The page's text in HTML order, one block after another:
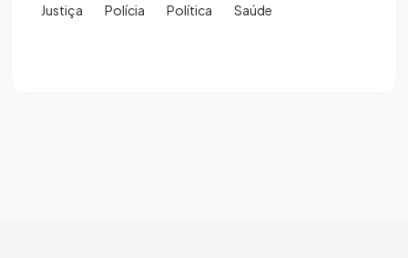
Justiça Polícia Política Saúde